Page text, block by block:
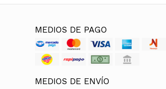
MEDIOS DE PAGO
MEDIOS DE ENVÍO